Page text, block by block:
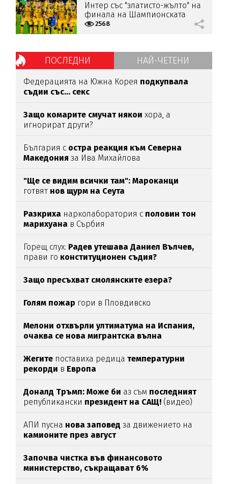
Интер със "златисто-жълто" на
финала на Шампионската
лига2568
ПОСЛЕДНИ НАЙ-ЧЕТЕНИ
Федерацията на Южна Корея подкупвала
съдии със... секс
Защо комарите смучат някои хора, а
игнорират други?
България с остра реакция към Северна
Македония за Ива Михайлова
"Ще се видим всички там": Мароканци
готвят нов щурм на Сеута
Разкриха нарколаборатория с половин тон
марихуана в Сърбия
Горещ слух: Радев утешава Даниел Вълчев,
прави го конституционен съдия?
Защо пресъхват смолянските езера?
Голям пожар гори в Пловдивско
Мелони отхвърли ултиматума на Испания,
очаква се нова мигрантска вълна
Жегите поставиха редицатемпературни
рекорди в Европа
Доналд Тръмп: Може би аз съм последният
републикански президент на САЩ! (видео)
АПИ пусна нова заповед за движението на
камионите през август
Започва чистка във финансовото
министерство, съкращават 6%